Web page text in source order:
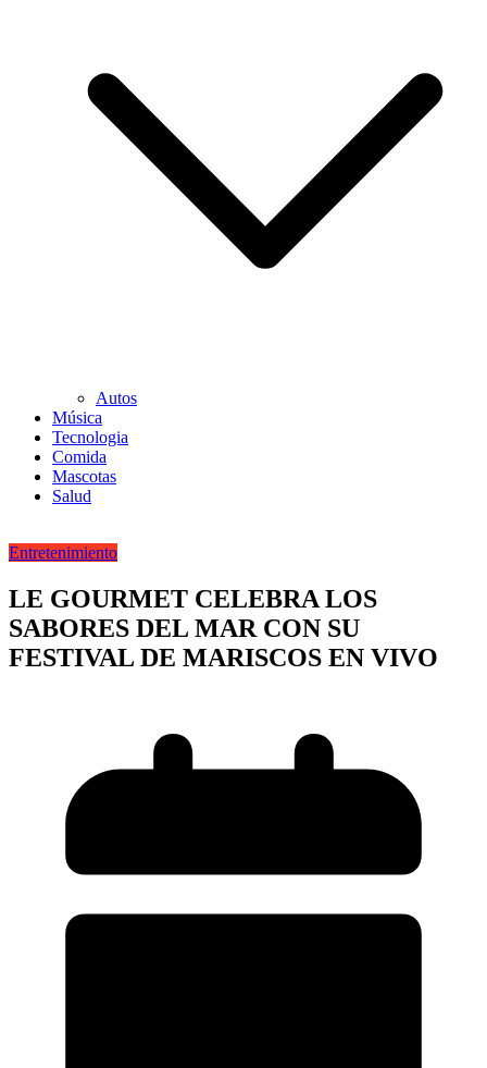
Autos
Música
Tecnologia
Comida
Mascotas
Salud
Entretenimiento
LE GOURMET CELEBRA LOS
SABORES DEL MAR CON SU
FESTIVAL DE MARISCOS EN VIVO